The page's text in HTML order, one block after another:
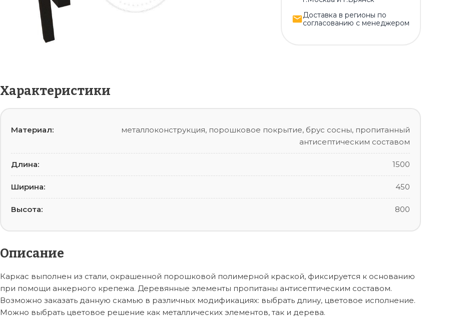
Доставка в регионы по
согласованию с менеджером
Характеристики
Материал:
металлоконструкция, порошковое покрытие, брус сосны, пропитанный
антисептическим составом
Длина: 1500
Ширина: 450
Высота: 800
Описание
Каркас выполнен из стали, окрашенной порошковой полимерной краской, фиксируется к основанию
при помощи анкерного крепежа. Деревянные элементы пропитаны антисептическим составом.
Возможно заказать данную скамью в различных модификациях: выбрать длину, цветовое исполнение.
Можно выбрать цветовое решение как металлических элементов, так и дерева.